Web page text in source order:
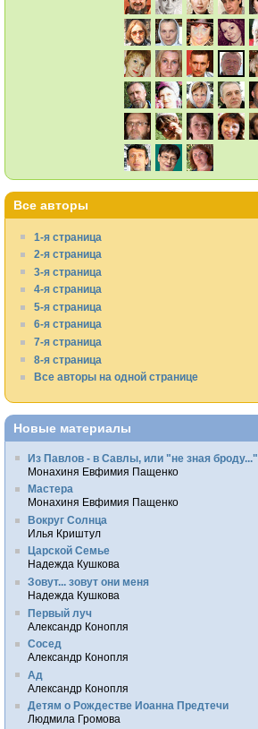
Все авторы
1-я страница
2-я страница
3-я страница
4-я страница
5-я страница
6-я страница
7-я страница
8-я страница
Все авторы на одной странице
Новые материалы
Из Павлов - в Савлы, или "не зная броду..."
Монахиня Евфимия Пащенко
Мастера
Монахиня Евфимия Пащенко
Вокруг Солнца
Илья Криштул
Царской Семье
Надежда Кушкова
Зовут... зовут они меня
Надежда Кушкова
Первый луч
Александр Конопля
Сосед
Александр Конопля
Ад
Александр Конопля
Детям о Рождестве Иоанна Предтечи
Людмила Громова